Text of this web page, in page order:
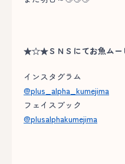
★☆★ＳＮＳにてお魚ム
インスタグラム
@plus_alpha_kumejima
フェイスブック
@plusalphakumejima